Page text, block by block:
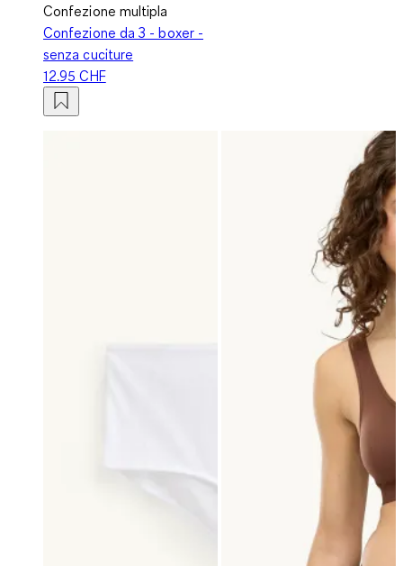
Confezione multipla
Confezione da 3 - boxer -
senza cuciture
12.95 CHF